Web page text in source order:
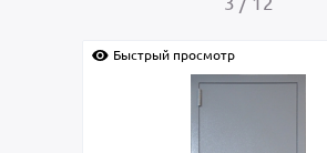
Быстрый просмотр